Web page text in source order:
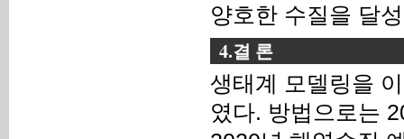
양호한 수질을 달
4.결 론
생태계 모델링을
였다. 방법으로는